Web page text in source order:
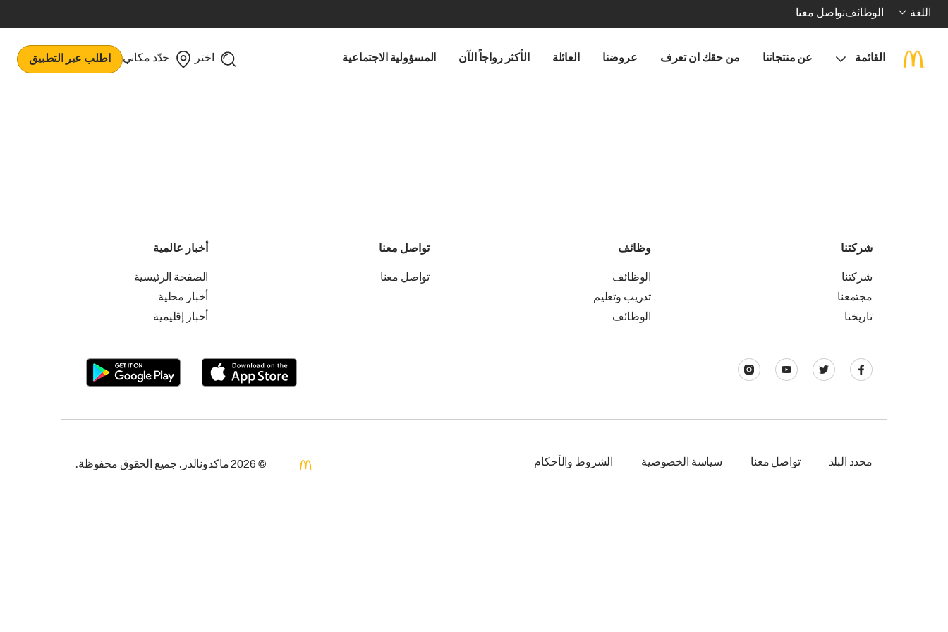
اللغة الوظائفتواصل معنا
القائمة عن منتجاتنا من حقك ان تعرف عروضنا العائلة الأكثر رواجاً الآن المسؤولية الاجتماعية اختر حدّد مكاني اطلب عبر التطبيق
شركتنا
شركتنا
مجتمعنا
تاريخنا
وظائف
الوظائف
تدريب وتعليم
الوظائف
تواصل معنا
تواصل معنا
أخبار عالمية
الصفحة الرئيسية
أخبار محلية
أخبار إقليمية
محدد البلد تواصل معنا سياسة الخصوصية الشروط والأحكام © 2026 ماكدونالدز. جميع الحقوق محفوظة.